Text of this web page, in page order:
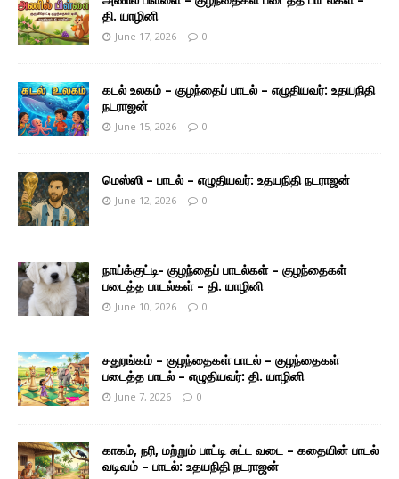
தி. யாழினி
June 17, 2026 0
கடல் உலகம் – குழந்தைப் பாடல் – எழுதியவர்: உதயநிதி
நடராஜன்
June 15, 2026 0
மெஸ்ஸி – பாடல் – எழுதியவர்: உதயநிதி நடராஜன்
June 12, 2026 0
நாய்க்குட்டி- குழந்தைப் பாடல்கள் – குழந்தைகள்
படைத்த பாடல்கள் – தி. யாழினி
June 10, 2026 0
சதுரங்கம் – குழந்தைகள் பாடல் – குழந்தைகள்
படைத்த பாடல் – எழுதியவர்: தி. யாழினி
June 7, 2026 0
காகம், நரி, மற்றும் பாட்டி சுட்ட வடை – கதையின் பாடல்
வடிவம் – பாடல்: உதயநிதி நடராஜன்